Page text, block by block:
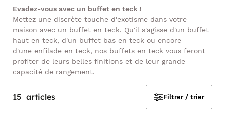
Evadez-vous avec un buffet en teck !
Mettez une discrète touche d'exotisme dans votre
maison avec un buffet en teck. Qu'il s'agisse d'un buffet
haut en teck, d'un buffet bas en teck ou encore
d'une enfilade en teck, nos buffets en teck vous feront
profiter de leurs belles finitions et de leur grande
capacité de rangement.
15 articles Filtrer / trier